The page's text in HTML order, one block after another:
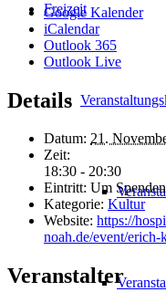
Freizeit
Google Kalender
iCalendar
Outlook 365
Outlook Live
Details
Datum: 21.
Zeit:
18:30 - 20:30
Eintritt: Um
Kategorie: Kultur
Website: https://
noah.de/event/erich-
Veranstalter